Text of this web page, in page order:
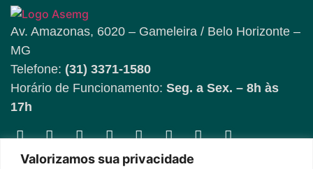
Valorizamos sua privacidade
Av. Amazonas, 6020 – Gameleira / Belo Horizonte –
MG
Telefone: (31) 3371-1580
Horário de Funcionamento: Seg. a Sex. – 8h às
17h
Fique por dentro das